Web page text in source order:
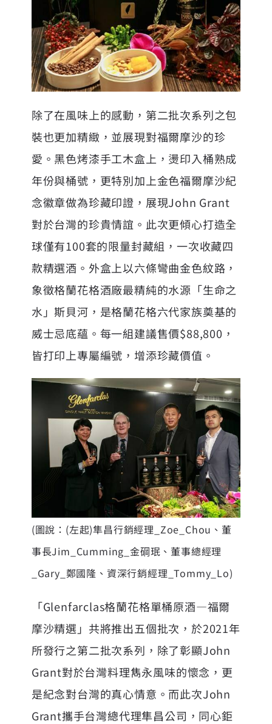
除了在風味上的感動，第二批次系列之包
裝也更加精緻，並展現對福爾摩沙的珍
愛。黑色烤漆手工木盒上，燙印入桶熟成
年份與桶號，更特別加上金色福爾摩沙紀
念徽章做為珍藏印證，展現John Grant
對於台灣的珍貴情誼。此次更傾心打造全
球僅有100套的限量封藏組，一次收藏四
款精選酒。外盒上以六條彎曲金色紋路，
象徵格蘭花格酒廠最精純的水源「生命之
水」斯貝河，是格蘭花格六代家族奠基的
威士忌底蘊。每一組建議售價$88,800，
皆打印上專屬編號，增添珍藏價值。
(圖說：(左起)隼昌行銷經理_Zoe_Chou、董
事長Jim_Cumming_金碙珉、董事總經理
_Gary_鄭國隆、資深行銷經理_Tommy_Lo)
「Glenfarclas格蘭花格單桶原酒—福爾
摩沙精選」共將推出五個批次，於2021年
所發行之第二批次系列，除了彰顯John
Grant對於台灣料理雋永風味的懷念，更
是紀念對台灣的真心情意。而此次John
Grant攜手台灣總代理隼昌公司，同心鉅